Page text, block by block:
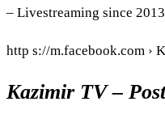
– Livestreaming since
http s://m.facebook.com ›
Kazimir TV –